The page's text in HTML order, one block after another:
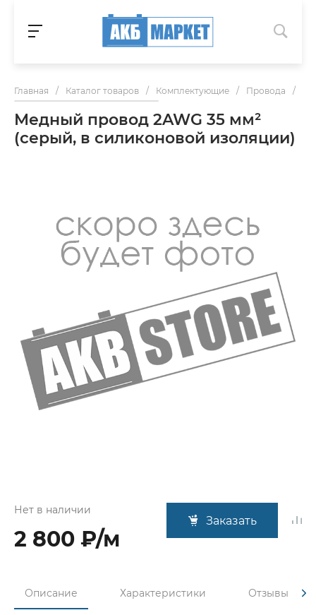
Главная / Каталог товаров / Комплектующие / Провода /
Медный провод 2AWG 35 мм²
(серый, в силиконовой изоляции)
Нет в наличии
2 800 ₽/м
Заказать
Описание Характеристики Отзывы